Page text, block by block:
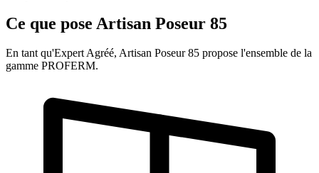
Ce que pose Artisan Poseur 85
En tant qu'Expert Agréé, Artisan Poseur 85 propose l'ensemble de la
gamme PROFERM.